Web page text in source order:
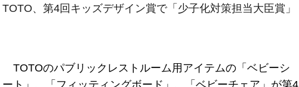
TOTO、第4回キッズデザイン賞で「少子化対策担当大臣賞」
TOTOのパブリックレストルーム用アイテムの「ベビーシ
ート」、「フィッティングボード」、「ベビーチェア」が第4